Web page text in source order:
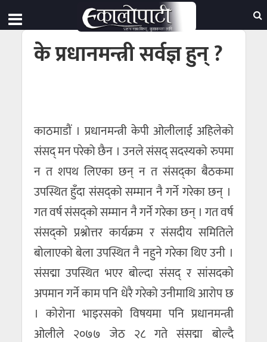
के प्रधानमन्त्री सर्वज्ञ हुन् ?
काठमाडाैं । प्रधानमन्त्री केपी ओलीलाई अहिलेको
संसद् मन परेको छैन । उनले संसद् सदस्यको रुपमा
न त शपथ लिएका छन् न त संसद्का बैठकमा
उपस्थित हुँदा संसद्को सम्मान नै गर्ने गरेका छन् ।
गत वर्ष संसद्को सम्मान नै गर्ने गरेका छन् । गत वर्ष
संसद्को प्रश्नोत्तर कार्यक्रम र संसदीय समितिले
बोलाएको बेला उपस्थित नै नहुने गरेका थिए उनी ।
संसद्मा उपस्थित भएर बोल्दा संसद् र सांसदको
अपमान गर्ने काम पनि धेरै गरेको उनीमाथि आरोप छ
। कोरोना भाइरसको विषयमा पनि प्रधानमन्त्री
ओलीले २०७७ जेठ २८ गते संसद्मा बोल्दै